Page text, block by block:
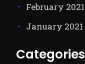
February 2021
January 2021
Categories